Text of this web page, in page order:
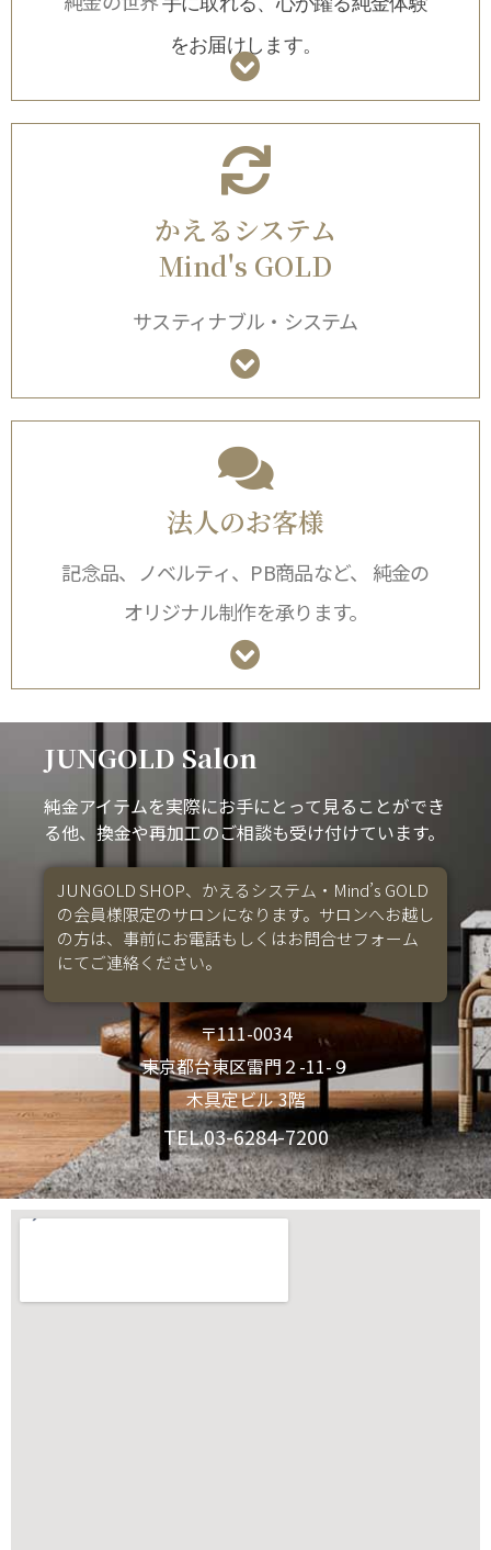
をお届けします。
かえるシステム
Mind's GOLD
サスティナブル・システム
法人のお客様
記念品、ノベルティ、PB商品など、 純金の
オリジナル制作を承ります。
JUNGOLD Salon
純金アイテムを実際にお手にとって見ることができ
る他、換金や再加工のご相談も受け付けています。
JUNGOLD SHOP、かえるシステム・Mind’s GOLD
の会員様限定のサロンになります。サロンへお越し
の方は、事前にお電話もしくはお問合せフォーム
にてご連絡ください。
〒111-0034
東京都台東区雷門２-11-９
木具定ビル 3階
TEL.03-6284-7200